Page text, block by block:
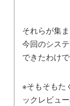
それらが集
今回のシス
できたわけ
※そもそもた
ックレビュ